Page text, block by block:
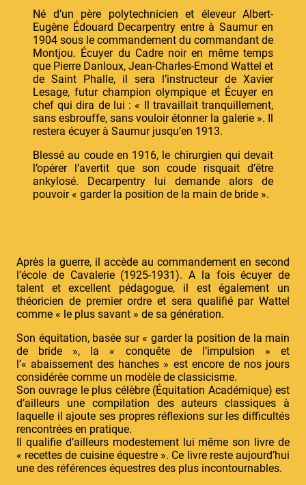
Né d’un père polytechnicien et éleveur Albert-
Eugène Édouard Decarpentry entre à Saumur en
1904 sous le commandement du commandant de
Montjou. Écuyer du Cadre noir en même temps
que Pierre Danloux, Jean-Charles-Emond Wattel et
de Saint Phalle, il sera l’instructeur de Xavier
Lesage, futur champion olympique et Écuyer en
chef qui dira de lui : « Il travaillait tranquillement,
sans esbrouffe, sans vouloir étonner la galerie ». Il
restera écuyer à Saumur jusqu’en 1913.
Blessé au coude en 1916, le chirurgien qui devait
l’opérer l’avertit que son coude risquait d’être
ankylosé. Decarpentry lui demande alors de
pouvoir « garder la position de la main de bride ».
Après la guerre, il accède au commandement en second
l’école de Cavalerie (1925-1931). A la fois écuyer de
talent et excellent pédagogue, il est également un
théoricien de premier ordre et sera qualifié par Wattel
comme « le plus savant » de sa génération.
Son équitation, basée sur « garder la position de la main
de bride », la « conquête de l’impulsion » et
l’« abaissement des hanches » est encore de nos jours
considérée comme un modèle de classicisme.
Son ouvrage le plus célèbre (Équitation Académique) est
d’ailleurs une compilation des auteurs classiques à
laquelle il ajoute ses propres réflexions sur les difficultés
rencontrées en pratique.
Il qualifie d’ailleurs modestement lui même son livre de
« recettes de cuisine équestre ». Ce livre reste aujourd’hui
une des références équestres des plus incontournables.